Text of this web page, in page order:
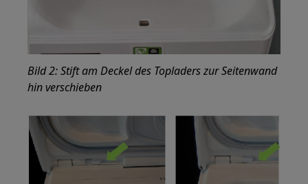
Bild 2: Stift am Deckel des Topladers zur Seitenwand
hin verschieben